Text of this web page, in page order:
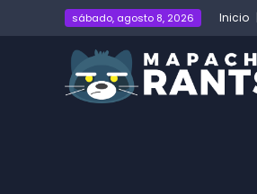
sábado, agosto 8, 2026 Inicio